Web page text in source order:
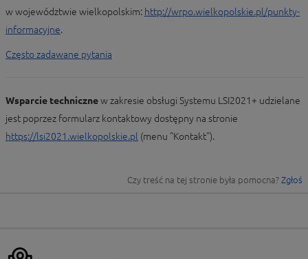
w województwie wielkopolskim: http://wrpo.wielkopolskie.pl/punkty-
informacyjne.
Często zadawane pytania
Wsparcie technicznew zakresie obsługi Systemu LSI2021+ udzielane
jest poprzez formularz kontaktowy dostępny na stronie
https://lsi2021.wielkopolskie.pl (menu "Kontakt").
Czy treść na tej stronie była pomocna? Zgłoś